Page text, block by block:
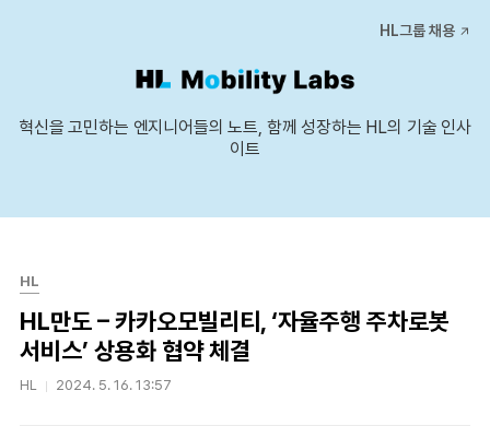
HL그룹 채용
혁신을 고민하는 엔지니어들의 노트, 함께 성장하는 HL의 기술 인사
이트
HL
HL만도 – 카카오모빌리티, ‘자율주행 주차로봇
서비스’ 상용화 협약 체결
HL 2024. 5. 16. 13:57